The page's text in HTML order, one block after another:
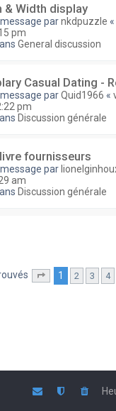
& Width display
parnkdpuzzle «
pm
General discussion
Сasual Dating -
parQuid1966 «
pm
Discussion générale
fournisseurs
par
am
Discussion générale
Page sur20
1 2 3 4